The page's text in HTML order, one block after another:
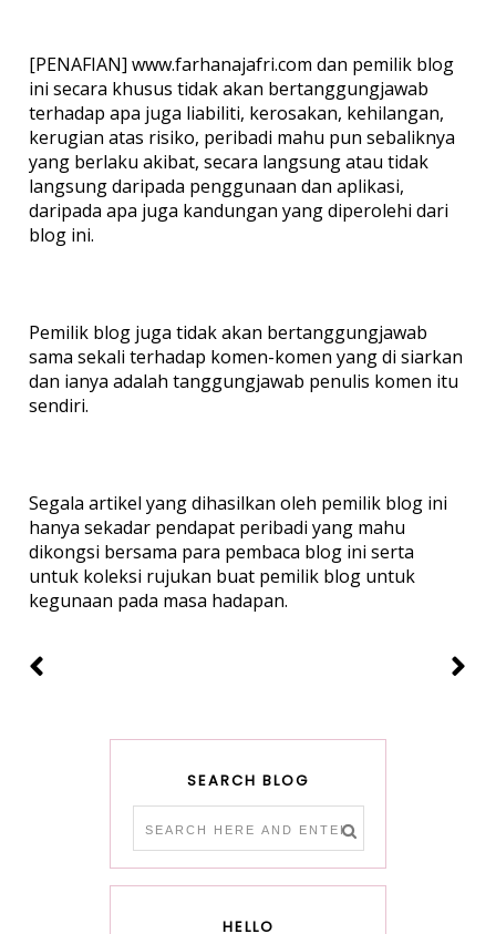
[PENAFIAN] www.farhanajafri.com dan pemilik blog
ini secara khusus tidak akan bertanggungjawab
terhadap apa juga liabiliti, kerosakan, kehilangan,
kerugian atas risiko, peribadi mahu pun sebaliknya
yang berlaku akibat, secara langsung atau tidak
langsung daripada penggunaan dan aplikasi,
daripada apa juga kandungan yang diperolehi dari
blog ini.
Pemilik blog juga tidak akan bertanggungjawab
sama sekali terhadap komen-komen yang di siarkan
dan ianya adalah tanggungjawab penulis komen itu
sendiri.
Segala artikel yang dihasilkan oleh pemilik blog ini
hanya sekadar pendapat peribadi yang mahu
dikongsi bersama para pembaca blog ini serta
untuk koleksi rujukan buat pemilik blog untuk
kegunaan pada masa hadapan.
SEARCH BLOG
HELLO